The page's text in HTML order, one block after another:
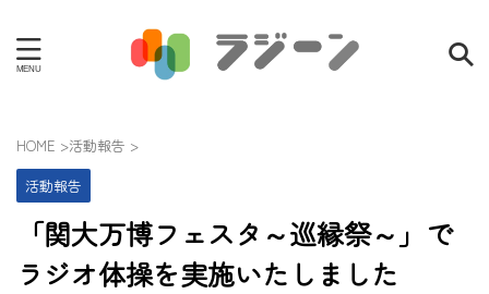
HOME >活動報告 >
活動報告
「関大万博フェスタ～巡縁祭～」で
ラジオ体操を実施いたしました